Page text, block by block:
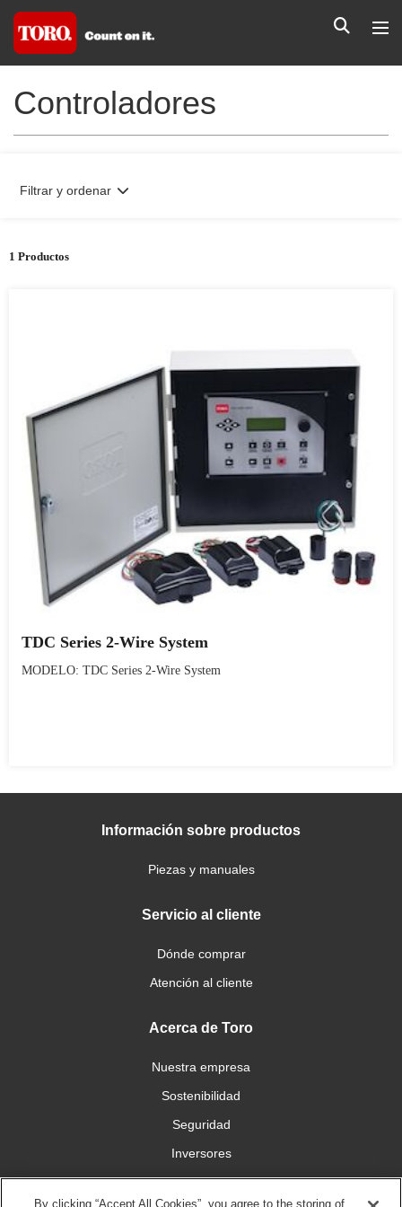
Controladores
1 Productos
Filtrar y ordenar
TDC Series 2-Wire System
MODELO: TDC Series 2-Wire System
Información sobre productos
Piezas y manuales
Servicio al cliente
Dónde comprar
Atención al cliente
Acerca de Toro
Nuestra empresa
Sostenibilidad
Seguridad
Inversores
Trabajo
By clicking “Accept All Cookies”, you agree to the storing of